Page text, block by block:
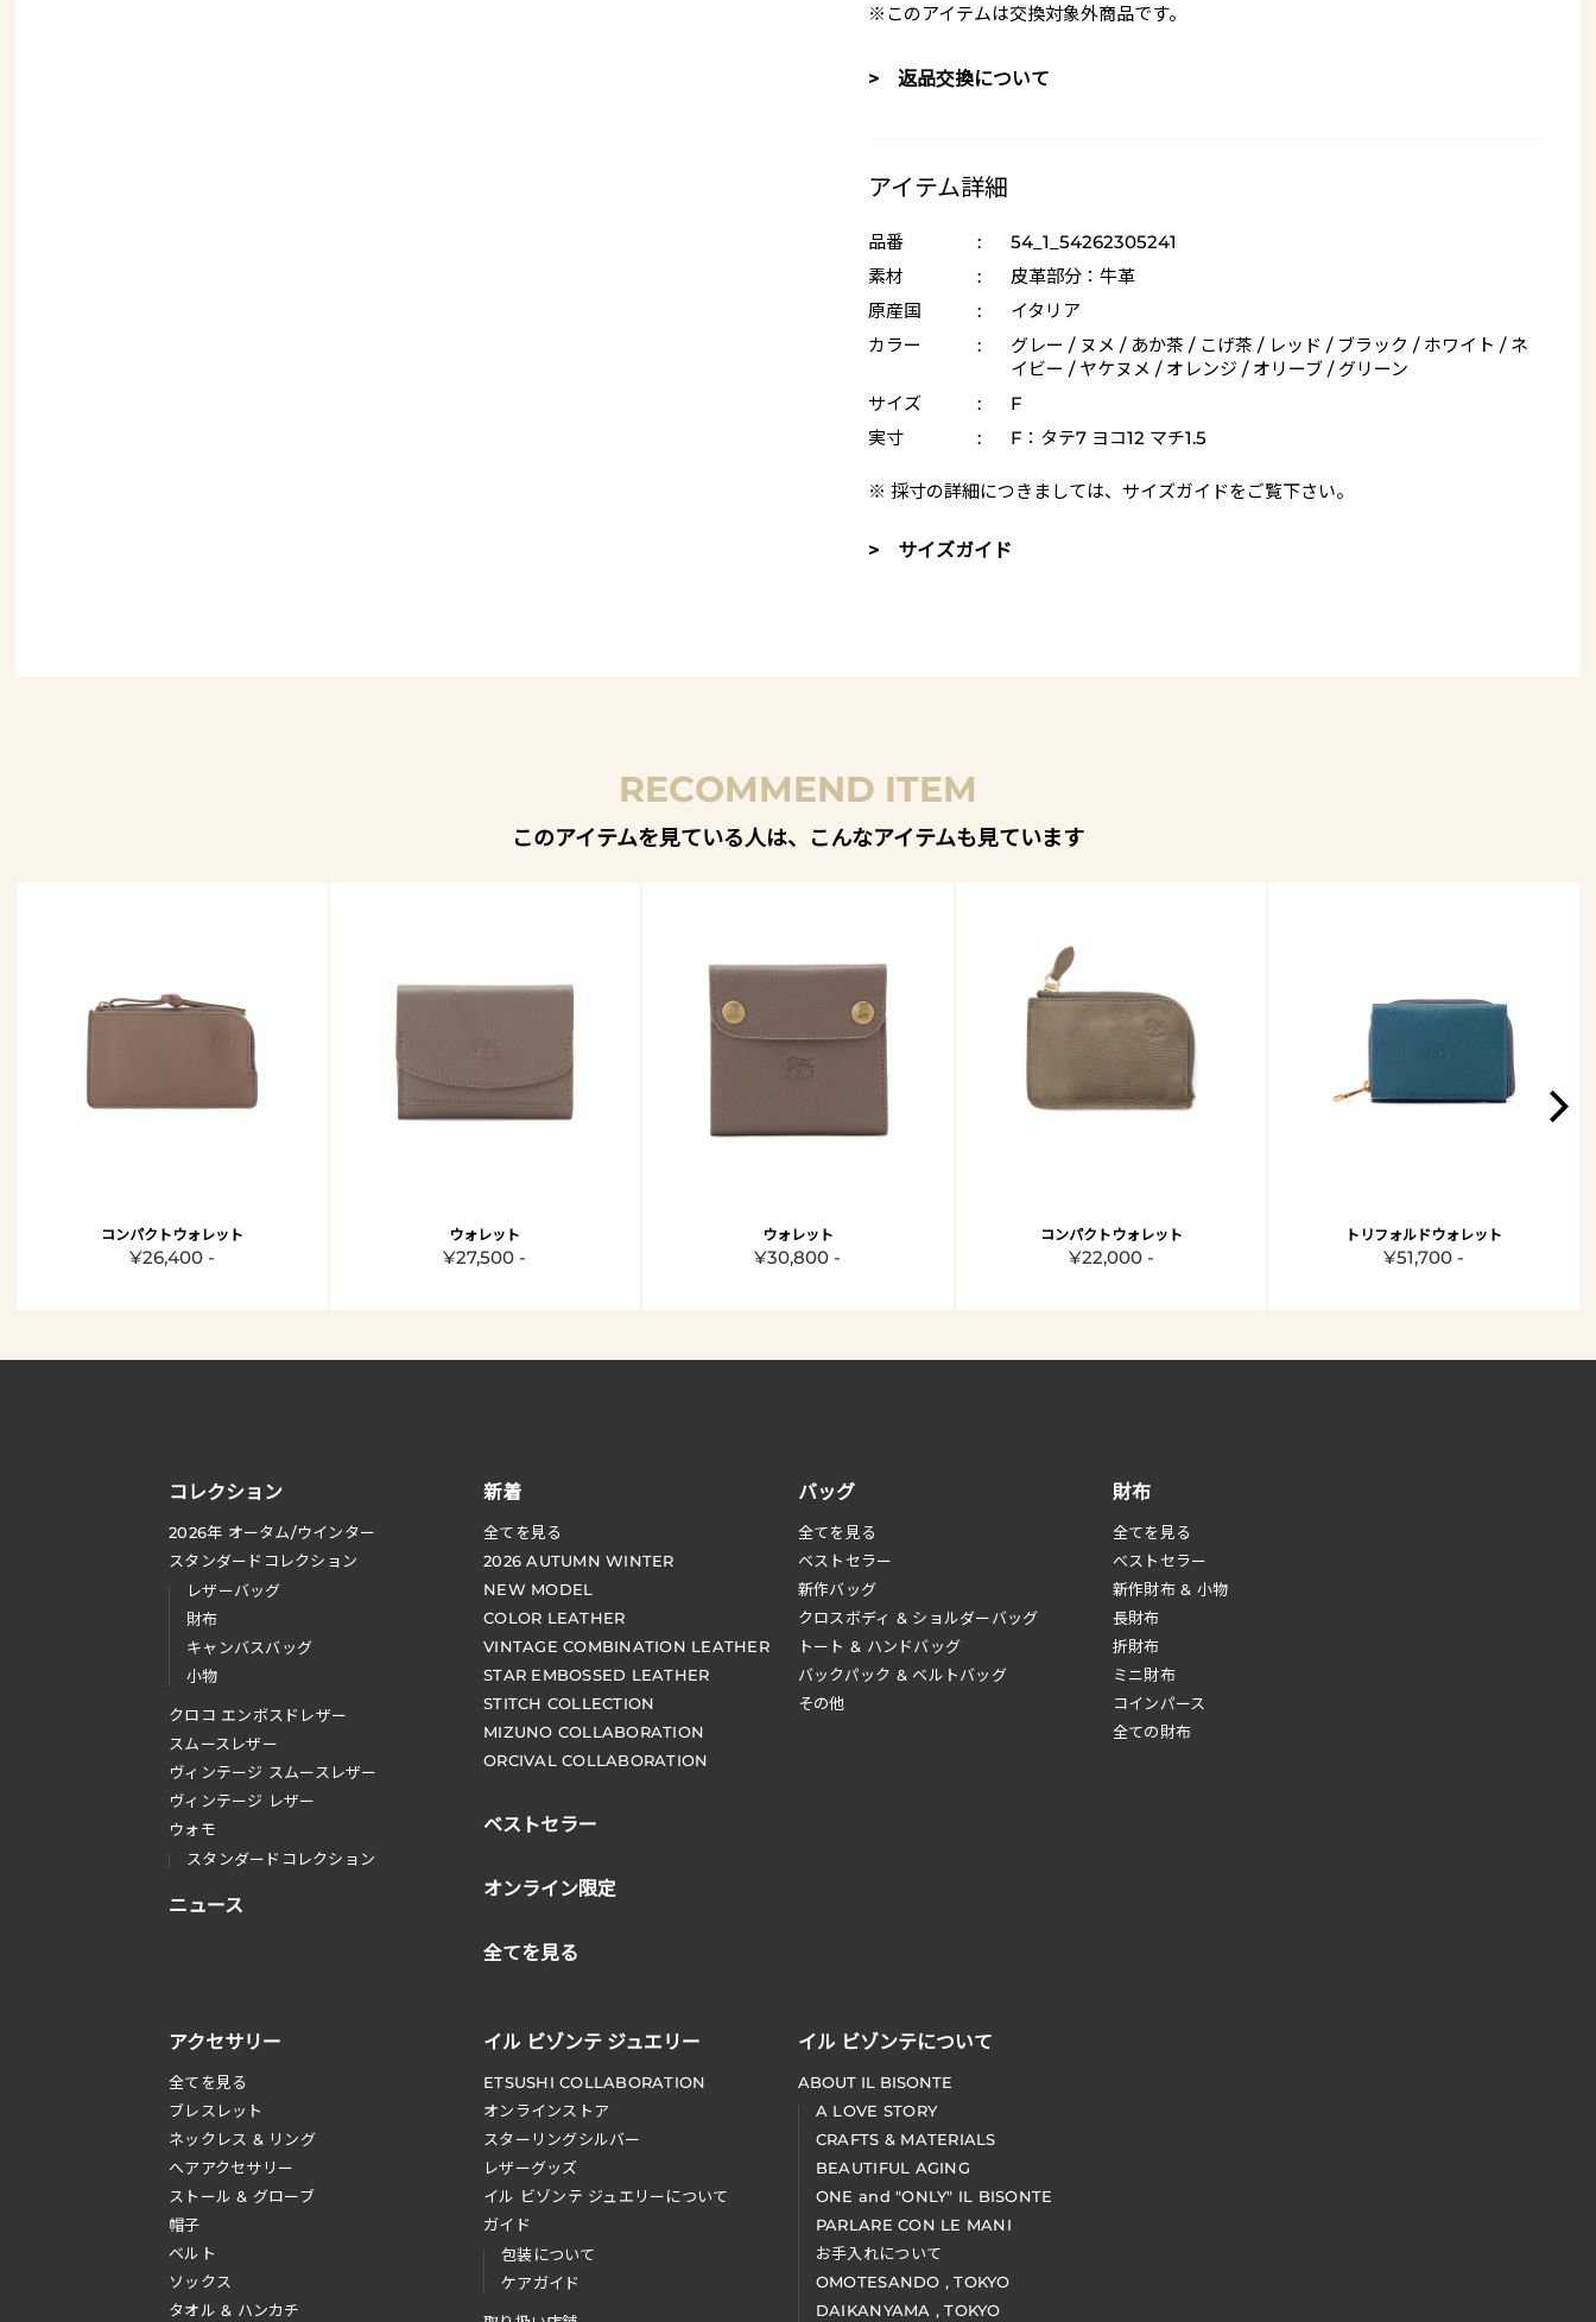
※このアイテムは交換対象外商品です。
> 返品交換について
アイテム詳細
品番 :
54_1_54262305241
素材
:
皮革部分：牛革
原産国
:
イタリア
カラー
:
グレー / ヌメ / あか茶 / こげ茶 / レッド / ブラック / ホワイト / ネ
イビー / ヤケヌメ / オレンジ / オリーブ / グリーン
サイズ
:
F
実寸
: F：タテ7 ヨコ12 マチ1.5
※ 採寸の詳細につきましては、 サイズガイドをご覧下さい。
> サイズガイド
RECOMMEND ITEM
このアイテムを見ている人は、こんなアイテムも見ています
コンパクトウォレット
¥26,400 -
ウォレット
¥27,500 -
ウォレット
¥30,800 -
コンパクトウォレット
¥22,000 -
トリフォルドウォレット
¥51,700 -
コレクション
2026年 オータム/ウインター
スタンダードコレクション
レザーバッグ
財布
キャンバスバッグ
小物
クロコ エンボスドレザー
スムースレザー
ヴィンテージ スムースレザー
ヴィンテージ レザー
ウォモ
スタンダードコレクション
ニュース
新着
全てを見る
2026 AUTUMN WINTER
NEW MODEL
COLOR LEATHER
VINTAGE COMBINATION LEATHER
STAR EMBOSSED LEATHER
STITCH COLLECTION
MIZUNO COLLABORATION
ORCIVAL COLLABORATION
ベストセラー
オンライン限定
全てを見る
財布
全てを見る
べストセラー
新作財布 & 小物
長財布
折財布
ミニ財布
コインパース
全ての財布
バッグ
全てを見る
ベストセラー
新作バッグ
クロスボディ & ショルダーバッグ
トート & ハンドバッグ
バックパック & ベルトバッグ
その他
アクセサリー
全てを見る
ブレスレット
ネックレス & リング
へアアクセサリー
ストール & グローブ
帽子
ベルト
ソックス
タオル & ハンカチ
イル ビゾンテ ジュエリー
ETSUSHI COLLABORATION
オンラインストア
スターリングシルバー
レザーグッズ
イル ビゾンテ ジュエリーについて
ガイド
包装について
ケアガイド
イル ビゾンテについて
ABOUT IL BISONTE
A LOVE STORY
CRAFTS & MATERIALS
BEAUTIFUL AGING
ONE and "ONLY" IL BISONTE
PARLARE CON LE MANI
お手入れについて
OMOTESANDO , TOKYO
DAIKANYAMA , TOKYO